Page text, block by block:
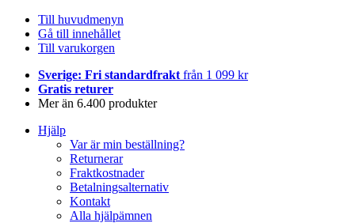
Till huvudmenyn
Gå till innehållet
Till varukorgen
Sverige: Fri standardfrakt från 1 099 kr
Gratis returer
Mer än 6.400 produkter
Hjälp
Var är min beställning?
Returnerar
Fraktkostnader
Betalningsalternativ
Kontakt
Alla hjälpämnen